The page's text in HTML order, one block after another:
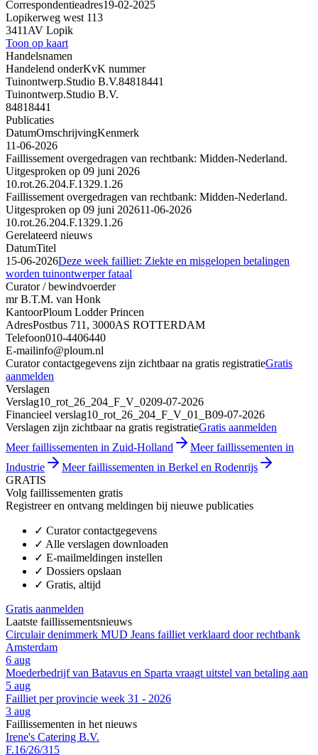
Correspondentieadres19-02-2025
Lopikerweg west 113
3411AV Lopik
Toon op kaart
Handelsnamen
Handelend onderKvK nummer
Tuinontwerp.Studio B.V.84818441
Tuinontwerp.Studio B.V.
84818441
Publicaties
DatumOmschrijvingKenmerk
11-06-2026
Faillissement overgedragen van rechtbank: Midden-Nederland.
Uitgesproken op 09 juni 2026
10.rot.26.204.F.1329.1.26
Faillissement overgedragen van rechtbank: Midden-Nederland.
Uitgesproken op 09 juni 202611-06-2026
10.rot.26.204.F.1329.1.26
Gerelateerd nieuws
DatumTitel
15-06-2026Deze week failliet: Ziekte en misgelopen betalingen
worden tuinontwerper fataal
Curator / bewindvoerder
mr B.T.M. van Honk
KantoorPloum Lodder Princen
AdresPostbus 711, 3000AS ROTTERDAM
Telefoon010-4406440
E-mailinfo@ploum.nl
Curator contactgegevens zijn zichtbaar na gratis registratieGratis
aanmelden
Verslagen
Verslag10_rot_26_204_F_V_0209-07-2026
Financieel verslag10_rot_26_204_F_V_01_B09-07-2026
Verslagen zijn zichtbaar na gratis registratieGratis aanmelden
Meer faillissementen in Zuid-Holland
Meer faillissementen in
Industrie
Meer faillissementen in Berkel en Rodenrijs
GRATIS
Volg faillissementen gratis
Registreer en ontvang meldingen bij nieuwe publicaties
✓ Curator contactgegevens
✓ Alle verslagen downloaden
✓ E-mailmeldingen instellen
✓ Dossiers opslaan
✓ Gratis, altijd
Gratis aanmelden
Laatste faillissementsnieuws
Circulair denimmerk MUD Jeans failliet verklaard door rechtbank
Amsterdam
6 aug
Moederbedrijf van Batavus en Sparta vraagt uitstel van betaling aan
5 aug
Failliet per provincie week 31 - 2026
3 aug
Faillissementen in het nieuws
Irene's Catering B.V.
F.16/26/315